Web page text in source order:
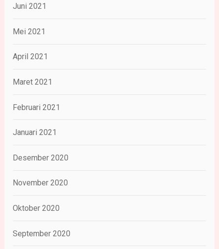
Juni 2021
Mei 2021
April 2021
Maret 2021
Februari 2021
Januari 2021
Desember 2020
November 2020
Oktober 2020
September 2020